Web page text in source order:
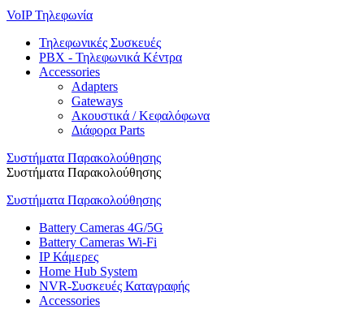
VoIP Τηλεφωνία
Τηλεφωνικές Συσκευές
PBX - Τηλεφωνικά Κέντρα
Accessories
Adapters
Gateways
Ακουστικά / Κεφαλόφωνα
Διάφορα Parts
Συστήματα Παρακολούθησης
Συστήματα Παρακολούθησης
Συστήματα Παρακολούθησης
Battery Cameras 4G/5G
Battery Cameras Wi-Fi
IP Κάμερες
Home Hub System
NVR-Συσκευές Καταγραφής
Accessories